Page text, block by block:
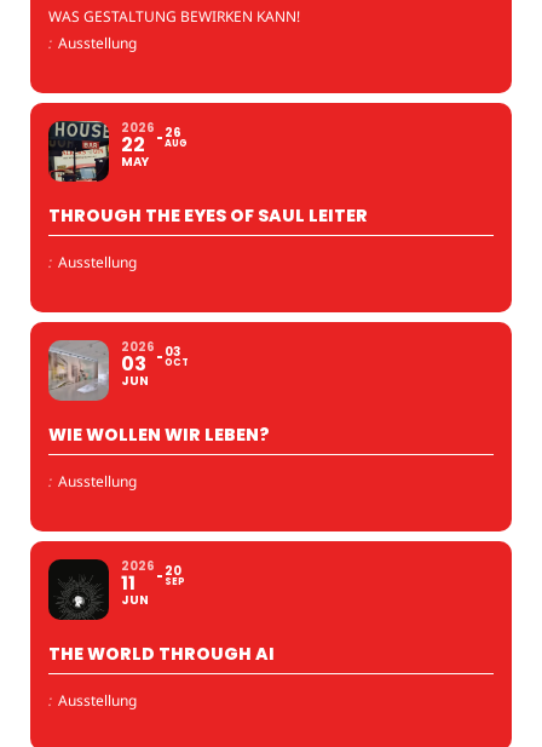
WAS GESTALTUNG BEWIRKEN KANN!
: Ausstellung
2026
22
MAY
26
AUG
THROUGH THE EYES OF SAUL LEITER
: Ausstellung
2026
03
JUN
03
OCT
WIE WOLLEN WIR LEBEN?
: Ausstellung
2026
11
JUN
20
SEP
THE WORLD THROUGH AI
: Ausstellung